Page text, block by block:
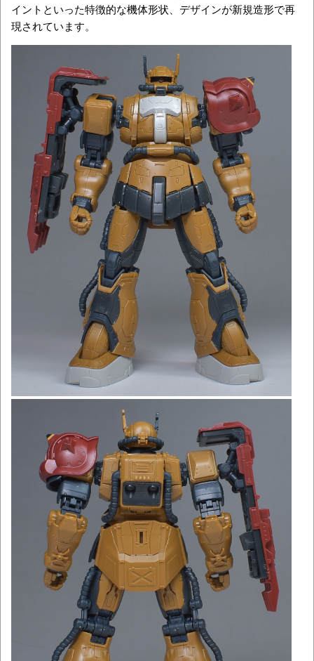
イントといった特徴的な機体形状、デザインが新規造形で再
現されています。